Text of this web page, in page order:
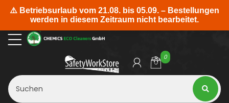
0